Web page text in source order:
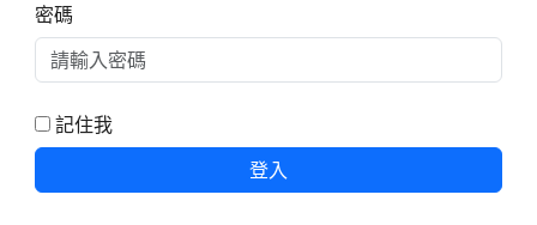
密碼
記住我
登入